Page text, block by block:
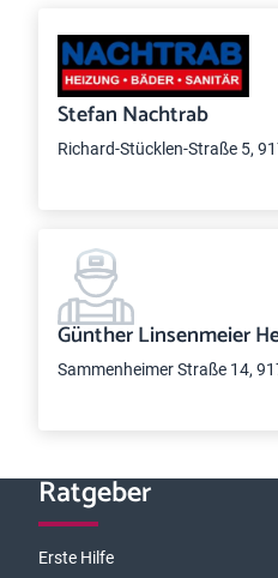
Stefan Nachtrab
Richard-Stücklen-Straße 5,
Günther Linsenmeier
Sammenheimer Straße 14,
Ratgeber
Erste Hilfe